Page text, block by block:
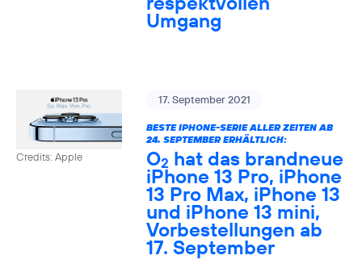
Umgang
Credits: Apple
17. September 2021
BESTE IPHONE-SERIE ALLER ZEITEN AB
24. SEPTEMBER ERHÄLTLICH:
O2 hat das brandneue
iPhone 13 Pro, iPhone
13 Pro Max, iPhone 13
und iPhone 13 mini,
Vorbestellungen ab
17. September